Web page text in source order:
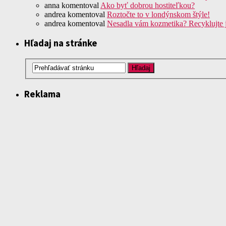
anna komentoval Ako byť dobrou hostiteľkou?
andrea komentoval Roztočte to v londýnskom štýle!
andrea komentoval Nesadla vám kozmetika? Recyklujte
Hľadaj na stránke
Reklama